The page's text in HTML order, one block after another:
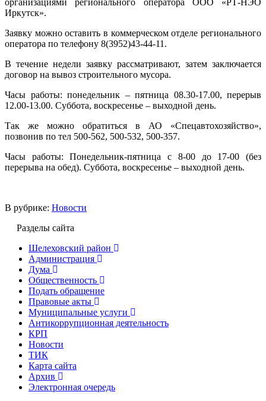
Иркутск».
Заявку можно оставить в коммерческом отделе регионального
оператора по телефону 8(3952)43-44-11.
В течение недели заявку рассматривают, затем заключается
договор на вывоз строительного мусора.
Часы работы: понедельник – пятница 08.30-17.00, перерыв
12.00-13.00. Суббота, воскресенье – выходной день.
Так же можно обратиться в АО «Спецавтохозяйство»,
позвонив по тел 500-562, 500-532, 500-357.
Часы работы: Понедельник-пятница с 8-00 до 17-00 (без
перерыва на обед). Суббота, воскресенье – выходной день.
В рубрике: Новости
Разделы сайта
Шелеховский район
Администрация
Дума
Общественность
Подать обращение
Правовые акты
Муниципальные услуги
Антикоррупционная деятельность
КРП
Новости
ТИК
Карта сайта
Архив
Электронная очередь